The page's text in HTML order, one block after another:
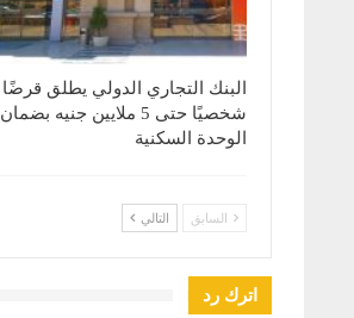
البنك التجاري الدولي يطلق قرضًا
شخصيًا حتى 5 ملايين جنيه بضمان
الوحدة السكنية
السابق التالي
اترك رد